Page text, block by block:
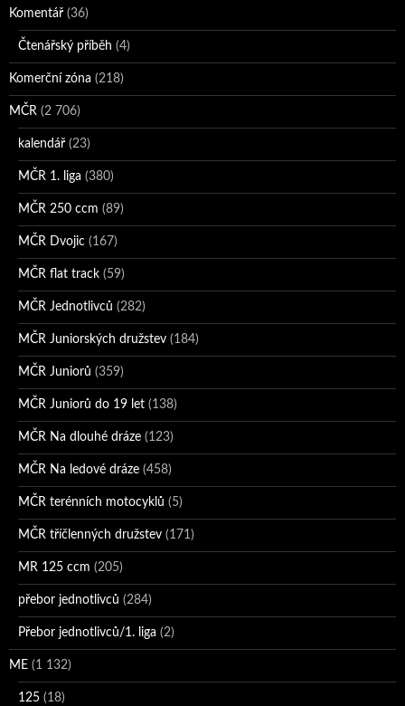
Komentář (36)
Čtenářský příběh (4)
Komerční zóna (218)
MČR (2 706)
kalendář (23)
MČR 1. liga (380)
MČR 250 ccm (89)
MČR Dvojic (167)
MČR flat track (59)
MČR Jednotlivců (282)
MČR Juniorských družstev (184)
MČR Juniorů (359)
MČR Juniorů do 19 let (138)
MČR Na dlouhé dráze (123)
MČR Na ledové dráze (458)
MČR terénních motocyklů (5)
MČR tříčlenných družstev (171)
MR 125 ccm (205)
přebor jednotlivců (284)
Přebor jednotlivců/1. liga (2)
ME (1 132)
125 (18)